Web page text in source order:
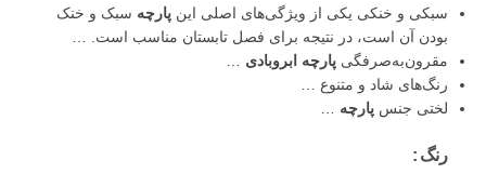
سبکی و خنکی یکی از ویژگی‌های اصلی این پارچه سبک و خنک
بودن آن است، در نتیجه برای فصل تابستان مناسب است.
مقرون‌به‌صرفگی پارچه ابروبادی
رنگ‌های شاد و متنوع
لختی جنس پارچه
رنگ